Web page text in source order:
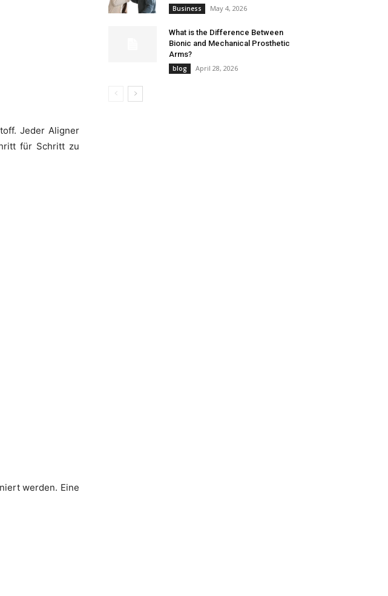
Jeder Aligner
für Schritt zu
werden. Eine
Business May 4, 2026
What is the Difference Between
Bionic and Mechanical Prosthetic
Arms?
blog April 28, 2026